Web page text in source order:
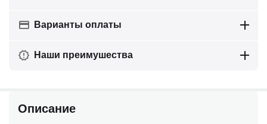
Варианты оплаты
Наши преимушества
Описание